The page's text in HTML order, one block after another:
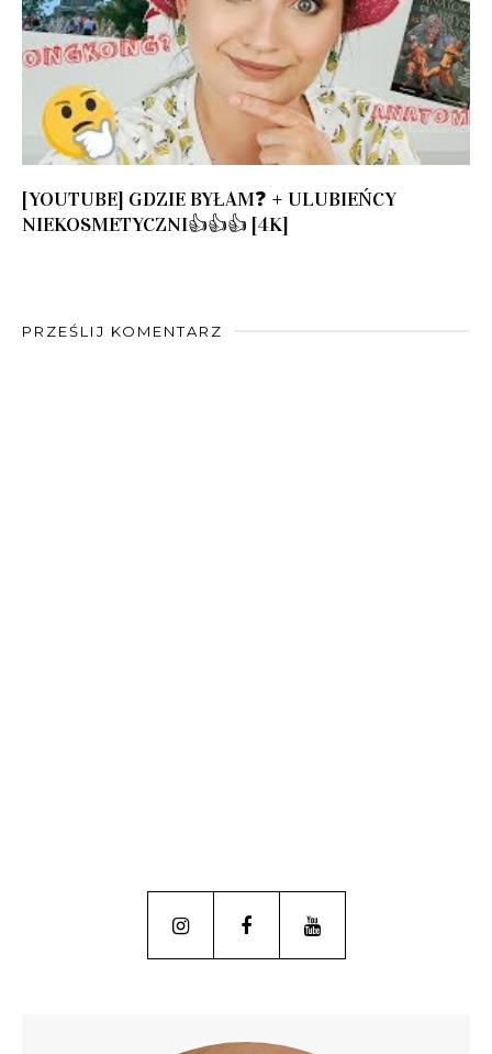
[YOUTUBE] GDZIE BYŁAM❓ + ULUBIEŃCY
NIEKOSMETYCZNI👍👍👍 [4K]
PRZEŚLIJ KOMENTARZ